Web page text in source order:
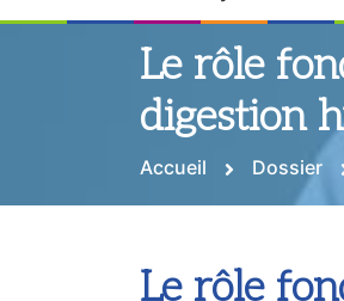
Le rôle
digestion
Accueil Dossier
Le rôle